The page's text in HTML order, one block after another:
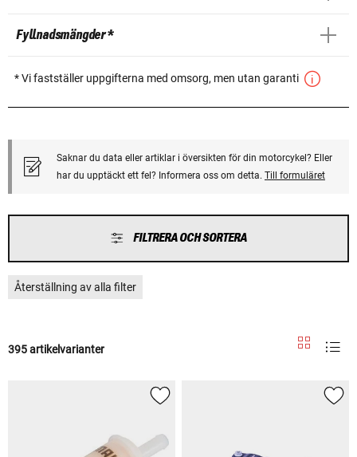
Fyllnadsmängder *
* Vi fastställer uppgifterna med omsorg, men utan garanti
Saknar du data eller artiklar i översikten för din motorcykel? Eller
har du upptäckt ett fel? Informera oss om detta. Till formuläret
FILTRERA OCH SORTERA
Återställning av alla filter
395 artikelvarianter